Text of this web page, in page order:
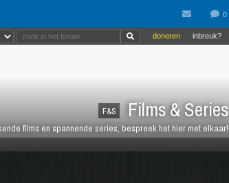
F&S Films & Series
films en spannende series, bespreek het hier met elkaar!
inbreuk?
doneren